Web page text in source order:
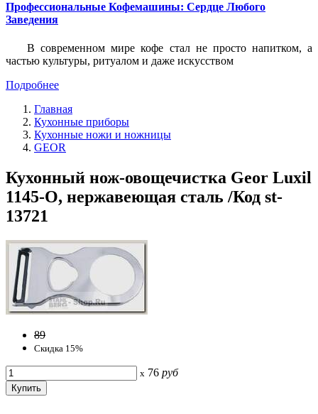
Профессиональные Кофемашины: Сердце Любого
Заведения
В современном мире кофе стал не просто напитком, а
частью культуры, ритуалом и даже искусством
Подробнее
Главная
Кухонные приборы
Кухонные ножи и ножницы
GEOR
Кухонный нож-овощечистка Geor Luxil
1145-O, нержавеющая сталь /Код st-
13721
89
Скидка 15%
x 76 руб